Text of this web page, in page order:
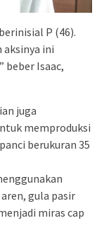
P (46).
aksinya ini
beber Isaac,
juga
memproduksi
berukuran 35
gula pasir
miras cap